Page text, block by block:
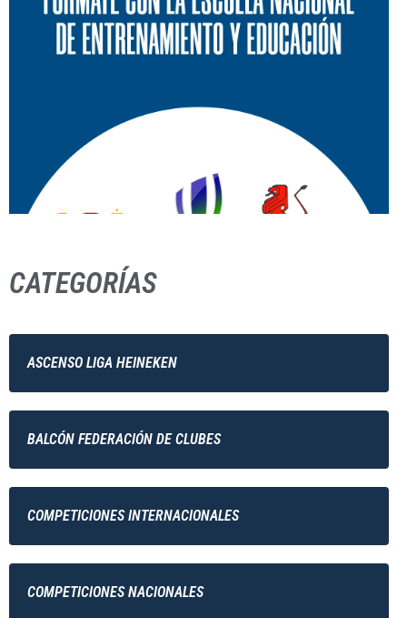
CATEGORÍAS
ASCENSO LIGA HEINEKEN
BALCÓN FEDERACIÓN DE CLUBES
COMPETICIONES INTERNACIONALES
COMPETICIONES NACIONALES